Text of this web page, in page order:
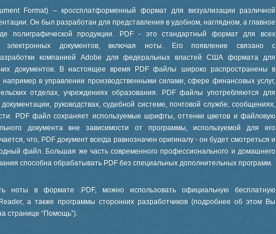
Format) – кроссплатформенный формат для визуализации различной
Он был разработан для представления в удобном, наглядном, а главное
полиграфической продукции. PDF - это стандартный формат для всех
электронных документов, включая ноты. Его появление связано с
компанией Adobe для федеральных властей США формата для
документов. В настоящее время PDF файлы широко распространены в
в управлении производственными силами, сфере финансовых услуг,
отделах, учреждениях образования. PDF файлы употребляются для
руководствах, судебной системе, почтовой службе, сообщениях,
PDF файл сохраняет используемые шрифты, оттенки цветов и файловую
документа вне зависимости от программы, используемой для его
что, PDF документ всегда равнозначен оригиналу - он будет смотреться и
файл. Большая же часть современного профессионального и домашнего
способна обрабатывать PDF без специальных дополнительных программ.
ноты в формате .PDF, можно использовать официальную бесплатную
а также программы сторонних разработчиков (подробнее об этом Вы
странице “Помощь”).